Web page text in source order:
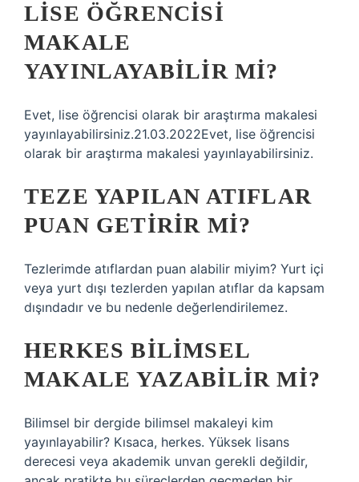
LISE ÖĞRENCISI
MAKALE
YAYINLAYABILIR MI?
Evet, lise öğrencisi olarak bir araştırma makalesi
yayınlayabilirsiniz.21.03.2022Evet, lise öğrencisi
olarak bir araştırma makalesi yayınlayabilirsiniz.
TEZE YAPILAN ATIFLAR
PUAN GETIRIR MI?
Tezlerimde atıflardan puan alabilir miyim? Yurt içi
veya yurt dışı tezlerden yapılan atıflar da kapsam
dışındadır ve bu nedenle değerlendirilemez.
HERKES BILIMSEL
MAKALE YAZABILIR MI?
Bilimsel bir dergide bilimsel makaleyi kim
yayınlayabilir? Kısaca, herkes. Yüksek lisans
derecesi veya akademik unvan gerekli değildir,